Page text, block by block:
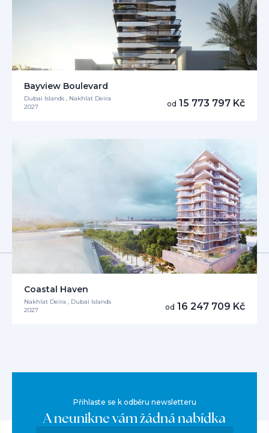
Bayview Boulevard
Dubai Islands , Nakhlat Deira
2027
od 15 773 797 Kč
Coastal Haven
Nakhlat Deira , Dubai Islands
2027
od 16 247 709 Kč
Přihlaste se k odběru newsletteru
A neunikne vám žádná nabídka